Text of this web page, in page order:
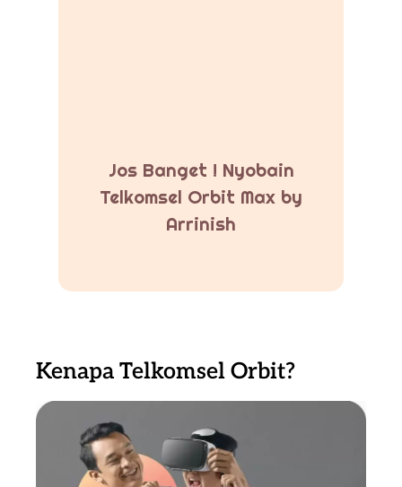
Jos Banget ! Nyobain
Telkomsel Orbit Max by
Arrinish
Kenapa Telkomsel Orbit?